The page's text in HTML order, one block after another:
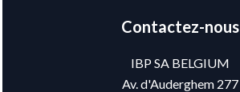
Contactez-nous
IBP SA BELGIUM
Av. d'Auderghem 277